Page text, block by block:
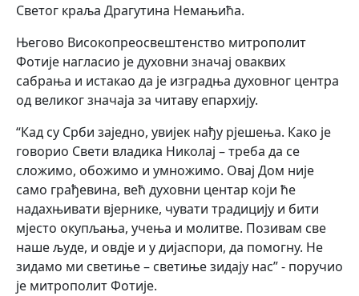
Светог краља Драгутина Немањића.
Његово Високопреосвештенство митрополит
Фотије нагласио је духовни значај оваквих
сабрања и истакао да је изградња духовног центра
од великог значаја за читаву епархију.
“Кад су Срби заједно, увијек нађу рјешења. Како је
говорио Свети владика Николај – треба да се
сложимо, обожимо и умножимо. Овај Дом није
само грађевина, већ духовни центар који ће
надахњивати вјернике, чувати традицију и бити
мјесто окупљања, учења и молитве. Позивам све
наше људе, и овдје и у дијаспори, да помогну. Не
зидамо ми светиње – светиње зидају нас” - поручио
је митрополит Фотије.